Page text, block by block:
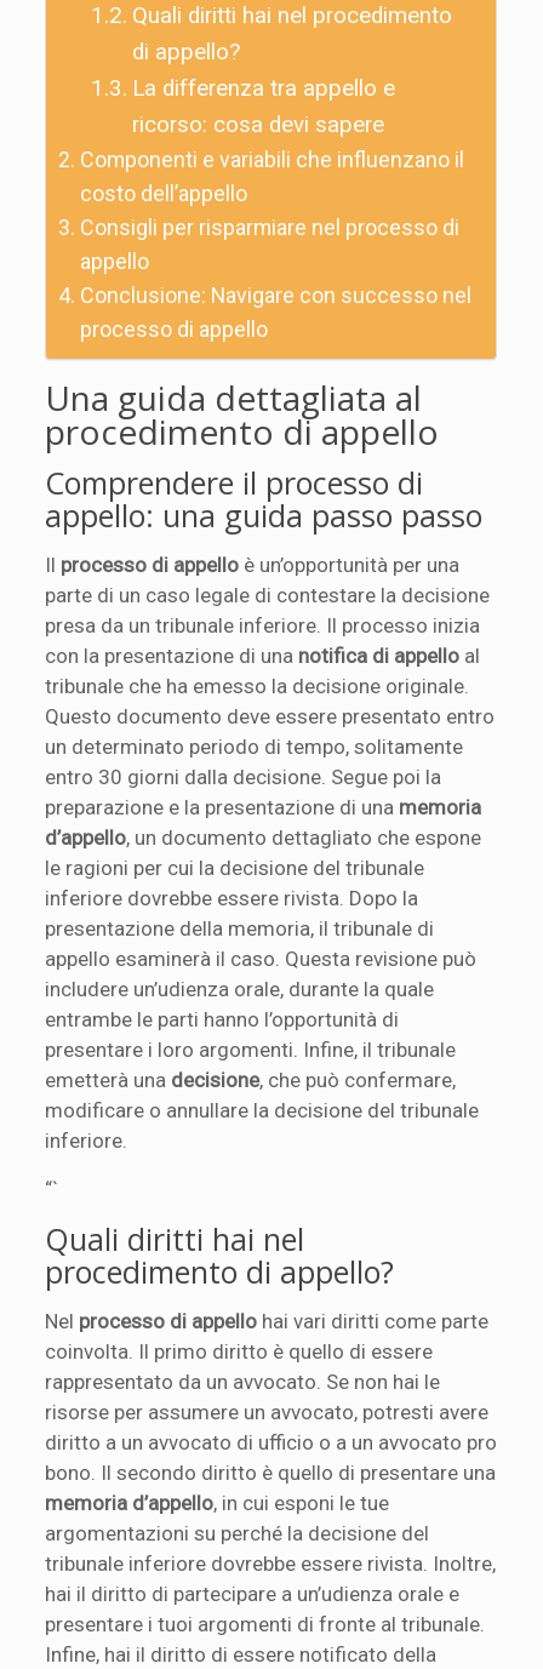
Quali diritti hai nel procedimento
di appello?
La differenza tra appello e
ricorso: cosa devi sapere
Componenti e variabili che influenzano il
costo dell’appello
Consigli per risparmiare nel processo di
appello
Conclusione: Navigare con successo nel
processo di appello
Una guida dettagliata al
procedimento di appello
Comprendere il processo di
appello: una guida passo passo
Il processo di appello è un’opportunità per una
parte di un caso legale di contestare la decisione
presa da un tribunale inferiore. Il processo inizia
con la presentazione di una notifica di appello al
tribunale che ha emesso la decisione originale.
Questo documento deve essere presentato entro
un determinato periodo di tempo, solitamente
entro 30 giorni dalla decisione. Segue poi la
preparazione e la presentazione di una memoria
d’appello, un documento dettagliato che espone
le ragioni per cui la decisione del tribunale
inferiore dovrebbe essere rivista. Dopo la
presentazione della memoria, il tribunale di
appello esaminerà il caso. Questa revisione può
includere un’udienza orale, durante la quale
entrambe le parti hanno l’opportunità di
presentare i loro argomenti. Infine, il tribunale
emetterà una decisione, che può confermare,
modificare o annullare la decisione del tribunale
inferiore.
“`
Quali diritti hai nel
procedimento di appello?
Nel processo di appello hai vari diritti come parte
coinvolta. Il primo diritto è quello di essere
rappresentato da un avvocato. Se non hai le
risorse per assumere un avvocato, potresti avere
diritto a un avvocato di ufficio o a un avvocato pro
bono. Il secondo diritto è quello di presentare una
memoria d’appello, in cui esponi le tue
argomentazioni su perché la decisione del
tribunale inferiore dovrebbe essere rivista. Inoltre,
hai il diritto di partecipare a un’udienza orale e
presentare i tuoi argomenti di fronte al tribunale.
Infine, hai il diritto di essere notificato della